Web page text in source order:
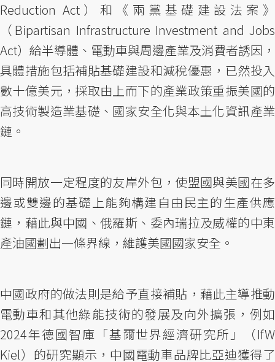
Reduction Act）和《兩黨基礎建設法案》
（Bipartisan Infrastructure Investment and Jobs
Act）給半導體、電動車與周邊產業及消費者誘因，
具體措施包括補貼基礎建設和減稅優惠，已然投入
數十億美元，採取由上而下的產業政策重振美國的
高技術製造業基礎、國家安全化與本土化資訊產業
鏈。
同時開放一定程度的友岸外包，使盟國與美國在多
邊或雙邊的基礎上能夠構建自由民主的生產供應
鏈，藉此與中國、俄羅斯、委內瑞拉及威權的中東
產油國劃出一條界線，維護美國國家安全。
中國政府的做法則是給予直接補貼，藉此主導推動
電動車和其他綠能技術的發展及向外擴張，例如
2024年德國智庫「基爾世界經濟研究所」（IfW
Kiel）的研究顯示，中國電動車品牌比亞迪獲得了